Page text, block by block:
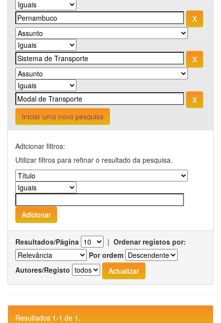
Iniciar uma nova pesquisa
Adicionar filtros:
Utilizar filtros para refinar o resultado da pesquisa.
Resultados/Página | Ordenar registos por:
Por ordem
Autores/Registo
Resultados 1-1 de 1.